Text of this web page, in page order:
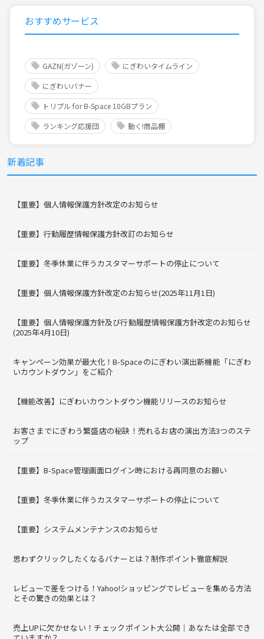
おすすめサービス
GAZN(ガゾーン)
にぎわいタイムライン
にぎわいバナー
トリプル for B-Space 10GBプラン
ランキング応援団
動く!商品棚
新着記事
【重要】個人情報保護方針改定のお知らせ
【重要】行動履歴情報保護方針改訂のお知らせ
【重要】冬季休業に伴うカスタマーサポートの停止について
【重要】個人情報保護方針改定のお知らせ(2025年11月1日)
【重要】個人情報保護方針及び行動履歴情報保護方針改定のお知らせ
(2025年4月10日)
キャンペーン効果が最大化！B-Spaceのにぎわい演出新機能「にぎわ
いカウントダウン」をご紹介
【機能改善】にぎわいカウントダウン機能リリースのお知らせ
お客さまでにぎわう繁盛店の秘訣！売れるお店の演出方法3つのステ
ップ
【重要】B-Space管理画面ログイン時における再同意のお願い
【重要】冬季休業に伴うカスタマーサポートの停止について
【重要】システムメンテナンスのお知らせ
思わずクリックしたくなるバナーとは？制作ポイント徹底解説
レビューで差をつける！Yahoo!ショッピングでレビューを集める方法
とその驚きの効果とは？
売上UPに欠かせない！チェックポイント大公開｜あなたは全部でき